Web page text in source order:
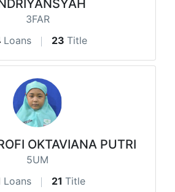
3FAR
Loans 23 Title
OKTAVIANA PUTRI
5UM
Loans 21 Title